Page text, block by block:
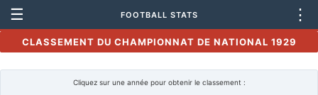
☰ FOOTBALL STATS ⋮
CLASSEMENT DU CHAMPIONNAT DE NATIONAL 1929
Cliquez sur une année pour obtenir le classement :